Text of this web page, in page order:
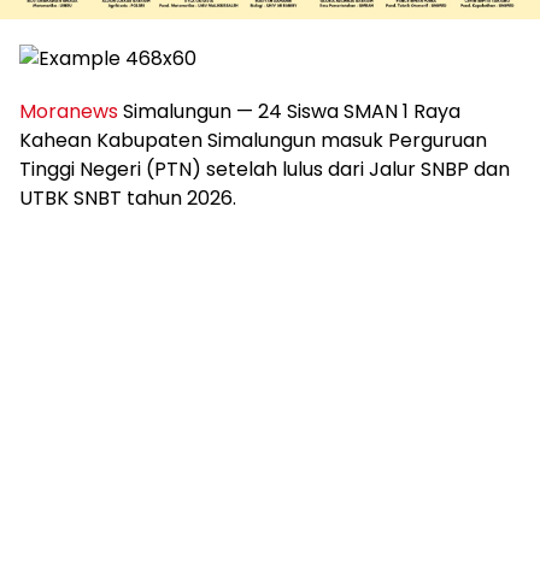
MoranewsSimalungun — 24 Siswa SMAN 1 Raya
Kahean Kabupaten Simalungun masuk Perguruan
Tinggi Negeri (PTN) setelah lulus dari Jalur SNBP dan
UTBK SNBT tahun 2026.